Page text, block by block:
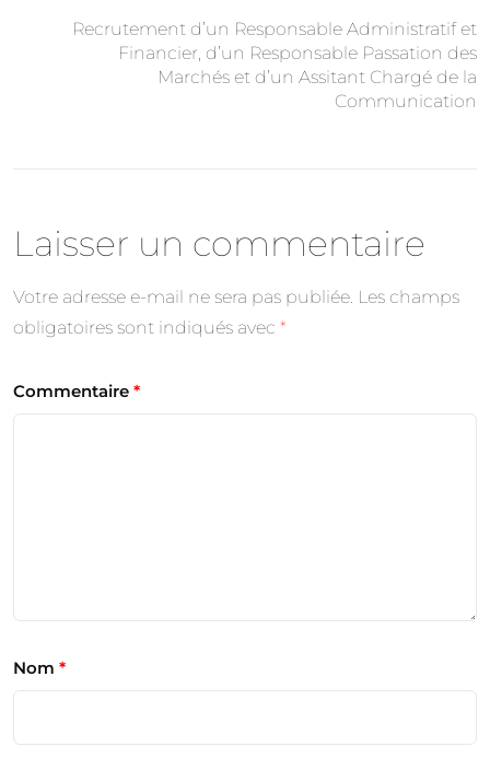
Recrutement d’un Responsable Administratif et
Financier, d’un Responsable Passation des
Marchés et d’un Assitant Chargé de la
Communication
Laisser un commentaire
Votre adresse e-mail ne sera pas publiée. Les champs
obligatoires sont indiqués avec *
Commentaire *
Nom *